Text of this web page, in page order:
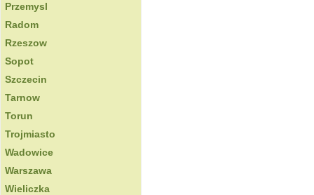
Przemysl
Radom
Rzeszow
Sopot
Szczecin
Tarnow
Torun
Trojmiasto
Wadowice
Warszawa
Wieliczka